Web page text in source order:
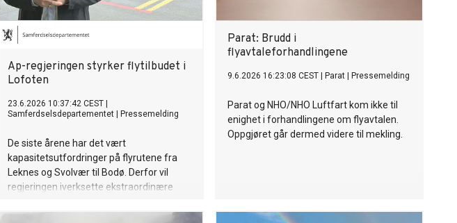
Ap-regjeringen styrker flytilbudet i
Lofoten
23.6.2026 10:37:42 CEST
Samferdselsdepartementet
Pressemelding
De siste årene har det vært
kapasitetsutfordringer på flyrutene fra
Leknes og Svolvær til Bodø. Derfor vil
regjeringen iverksette ekstraordinære
en ekstra rundtur inn på rutene til Bodø.
Parat: Brudd i
flyavtaleforhandlingene
9.6.2026 16:23:08 CEST Parat Pressemelding
Parat og NHO/NHO Luftfart kom ikke til
enighet i forhandlingene om flyavtalen.
Oppgjøret går dermed videre til mekling.